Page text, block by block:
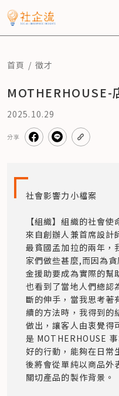
首頁 徵才
MOTHERHOUSE-
2025.10.29
分享
社會影響力小檔案
【組織】組織的社會
來自創辦人兼首席設計
最貧國孟加拉的兩年，
家們做些甚麼,而因為
金援助要成為實際的幫
也看到了當地人們總認
斷的伸手，當我思考著
續的方法時，我得到的
做出，讓客人由衷覺得
是 MOTHERHOUSE
好的行動，能夠在日常
後將會從單純以商品外
關切產品的製作背景。